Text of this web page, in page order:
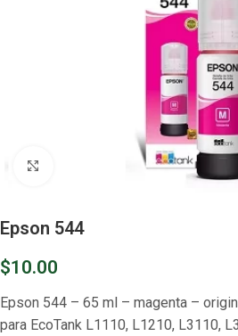
Clic para ampliar
Epson 544
$10.00
Epson 544 – 65 ml – magenta –
para EcoTank L1110, L1210, L3110,